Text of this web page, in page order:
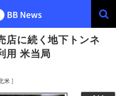
店に続く地下トンネ
用 米当局
米 ]